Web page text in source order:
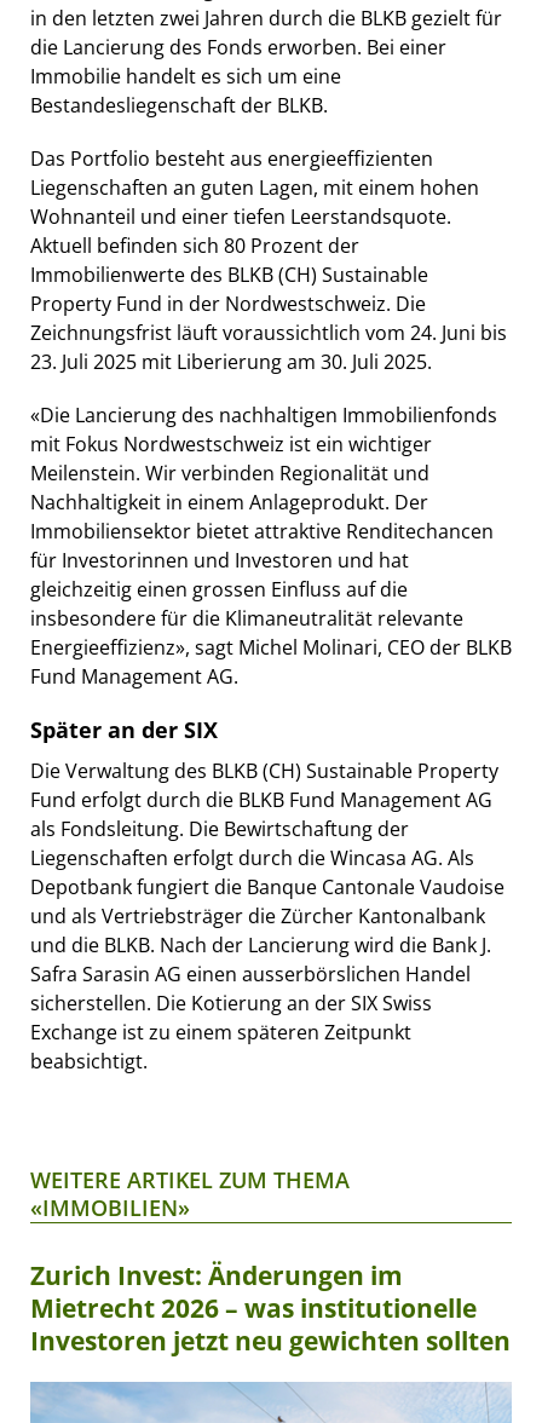
in den letzten zwei Jahren durch die BLKB gezielt für
die Lancierung des Fonds erworben. Bei einer
Immobilie handelt es sich um eine
Bestandesliegenschaft der BLKB.
Das Portfolio besteht aus energieeffizienten
Liegenschaften an guten Lagen, mit einem hohen
Wohnanteil und einer tiefen Leerstandsquote.
Aktuell befinden sich 80 Prozent der
Immobilienwerte des BLKB (CH) Sustainable
Property Fund in der Nordwestschweiz. Die
Zeichnungsfrist läuft voraussichtlich vom 24. Juni bis
23. Juli 2025 mit Liberierung am 30. Juli 2025.
«Die Lancierung des nachhaltigen Immobilienfonds
mit Fokus Nordwestschweiz ist ein wichtiger
Meilenstein. Wir verbinden Regionalität und
Nachhaltigkeit in einem Anlageprodukt. Der
Immobiliensektor bietet attraktive Renditechancen
für Investorinnen und Investoren und hat
gleichzeitig einen grossen Einfluss auf die
insbesondere für die Klimaneutralität relevante
Energieeffizienz», sagt Michel Molinari, CEO der BLKB
Fund Management AG.
Später an der SIX
Die Verwaltung des BLKB (CH) Sustainable Property
Fund erfolgt durch die BLKB Fund Management AG
als Fondsleitung. Die Bewirtschaftung der
Liegenschaften erfolgt durch die Wincasa AG. Als
Depotbank fungiert die Banque Cantonale Vaudoise
und als Vertriebsträger die Zürcher Kantonalbank
und die BLKB. Nach der Lancierung wird die Bank J.
Safra Sarasin AG einen ausserbörslichen Handel
sicherstellen. Die Kotierung an der SIX Swiss
Exchange ist zu einem späteren Zeitpunkt
beabsichtigt.
WEITERE ARTIKEL ZUM THEMA
«IMMOBILIEN»
Zurich Invest: Änderungen im
Mietrecht 2026 – was institutionelle
Investoren jetzt neu gewichten sollten